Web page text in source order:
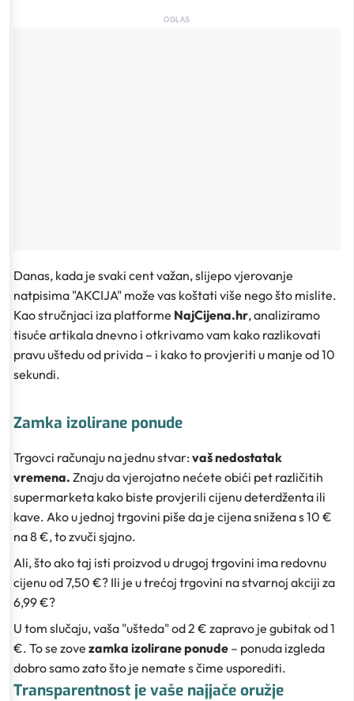
OGLAS
Danas, kada je svaki cent važan, slijepo vjerovanje
natpisima "AKCIJA" može vas koštati više nego što mislite.
Kao stručnjaci iza platforme NajCijena.hr, analiziramo
tisuće artikala dnevno i otkrivamo vam kako razlikovati
pravu uštedu od privida – i kako to provjeriti u manje od 10
sekundi.
Zamka izolirane ponude
Trgovci računaju na jednu stvar: vaš nedostatak
vremena. Znaju da vjerojatno nećete obići pet različitih
supermarketa kako biste provjerili cijenu deterdženta ili
kave. Ako u jednoj trgovini piše da je cijena snižena s 10 €
na 8 €, to zvuči sjajno.
Ali, što ako taj isti proizvod u drugoj trgovini ima redovnu
cijenu od 7,50 €? Ili je u trećoj trgovini nastvarnoj akciji za
6,99 €?
U tom slučaju, vaša "ušteda" od 2 € zapravo je gubitak od 1
€. To se zove zamka izolirane ponude – ponuda izgleda
dobro samo zato što je nemate s čime usporediti.
Transparentnost je vaše najjače oružje